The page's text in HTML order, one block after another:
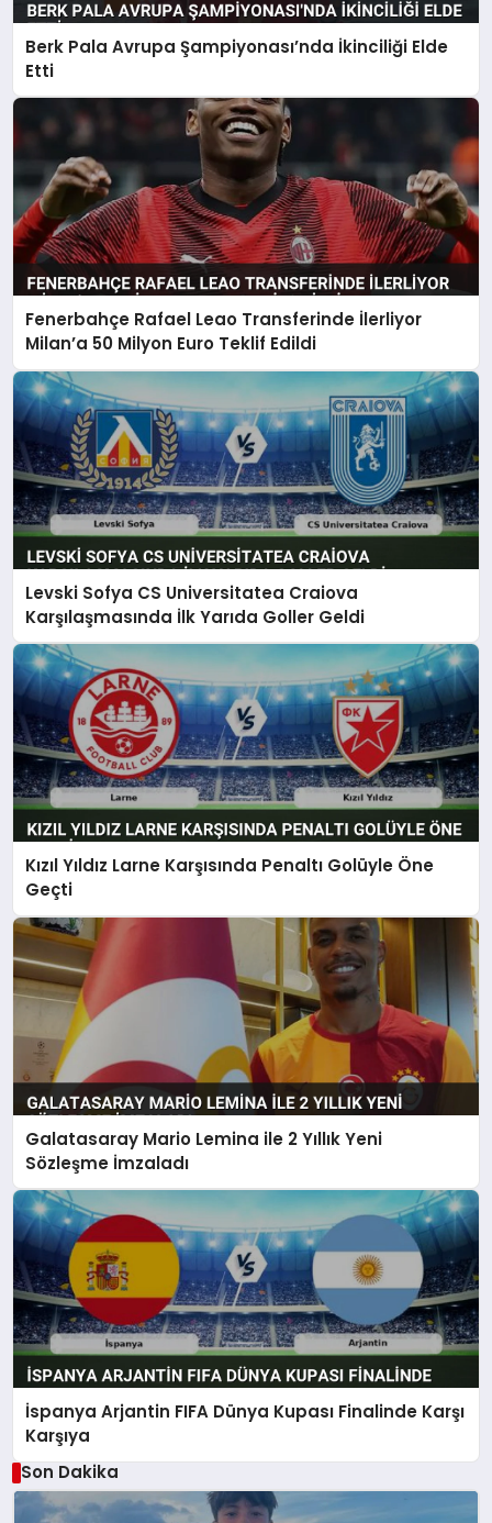
Berk Pala Avrupa Şampiyonası’nda İkinciliği Elde
Etti
Fenerbahçe Rafael Leao Transferinde İlerliyor
Milan’a 50 Milyon Euro Teklif Edildi
Levski Sofya CS Universitatea Craiova
Karşılaşmasında İlk Yarıda Goller Geldi
Kızıl Yıldız Larne Karşısında Penaltı Golüyle Öne
Geçti
Galatasaray Mario Lemina ile 2 Yıllık Yeni
Sözleşme İmzaladı
İspanya Arjantin FIFA Dünya Kupası Finalinde Karşı
Karşıya
Son Dakika